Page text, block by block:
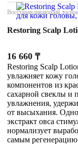
Восстанавливающий
Restoring Scalp
16 660 ₸
Restoring Scalp
увлажняет кожу
компонентов из
сахарной свеклы и
увлажнения,
от высыхания.
экстракт овса
нормализует
самым